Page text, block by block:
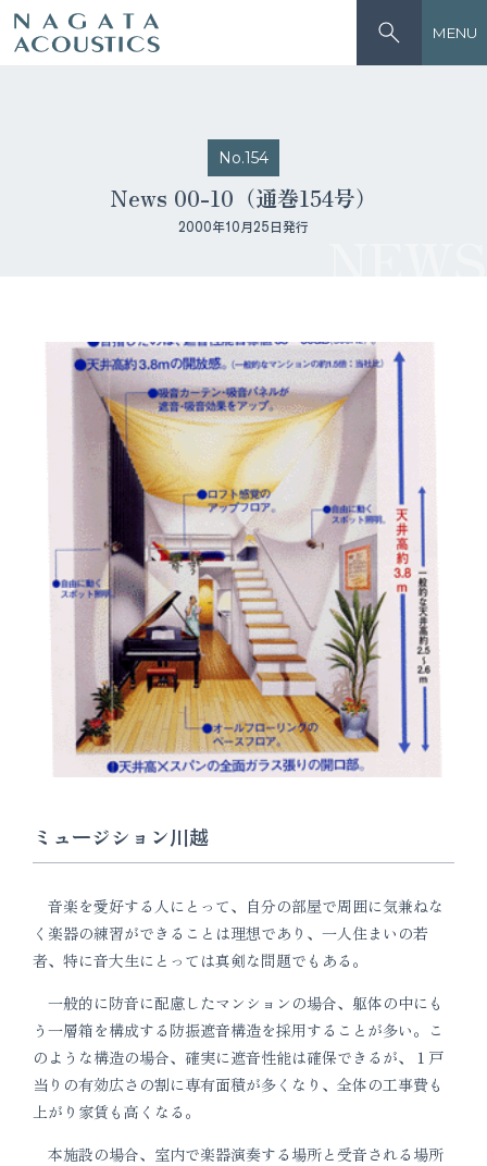
MENU
No.154
News 00-10（通巻154号）
2000年10月25日発行
ミュージション川越
音楽を愛好する人にとって、自分の部屋で周囲に気兼ねな
く楽器の練習ができることは理想であり、一人住まいの若
者、特に音大生にとっては真剣な問題でもある。
一般的に防音に配慮したマンションの場合、躯体の中にも
う一層箱を構成する防振遮音構造を採用することが多い。こ
のような構造の場合、確実に遮音性能は確保できるが、１戸
当りの有効広さの割に専有面積が多くなり、全体の工事費も
上がり家賃も高くなる。
本施設の場合、室内で楽器演奏する場所と受音される場所